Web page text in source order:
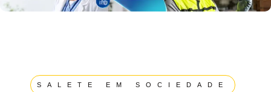
SALETE EM SOCIEDADE